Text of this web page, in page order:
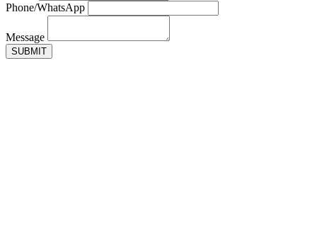
Phone/WhatsApp
Message
SUBMIT